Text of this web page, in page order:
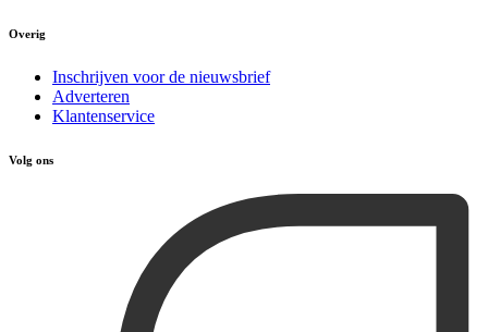
Overig
Inschrijven voor de nieuwsbrief
Adverteren
Klantenservice
Volg ons